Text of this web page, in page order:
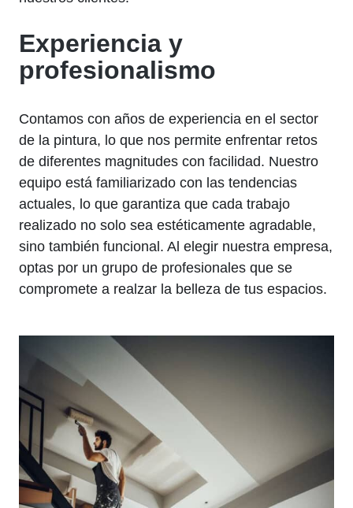
Experiencia y
profesionalismo
Contamos con años de experiencia en el sector
de la pintura, lo que nos permite enfrentar retos
de diferentes magnitudes con facilidad. Nuestro
equipo está familiarizado con las tendencias
actuales, lo que garantiza que cada trabajo
realizado no solo sea estéticamente agradable,
sino también funcional. Al elegir nuestra empresa,
optas por un grupo de profesionales que se
compromete a realzar la belleza de tus espacios.